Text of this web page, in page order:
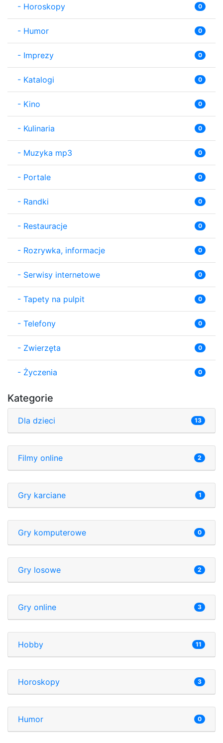
- Horoskopy 0
- Humor 0
- Imprezy 0
- Katalogi 0
- Kino 0
- Kulinaria 0
- Muzyka mp3 0
- Portale 0
- Randki 0
- Restauracje 0
- Rozrywka, informacje 0
- Serwisy internetowe 0
- Tapety na pulpit 0
- Telefony 0
- Zwierzęta 0
- Życzenia 0
Kategorie
Dla dzieci 13
Filmy online 2
Gry karciane 1
Gry komputerowe 0
Gry losowe 2
Gry online 3
Hobby 11
Horoskopy 3
Humor 0